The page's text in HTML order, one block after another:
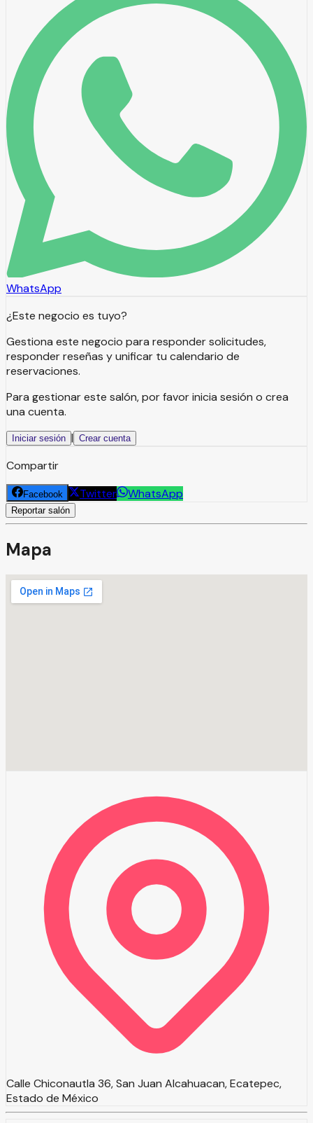
WhatsApp
¿Este negocio es tuyo?
Gestiona este negocio para responder solicitudes,
responder reseñas y unificar tu calendario de
reservaciones.
Para gestionar este salón, por favor inicia sesión o crea
una cuenta.
Iniciar sesión | Crear cuenta
Compartir
Facebook Twitter WhatsApp
Reportar salón
Mapa
Calle Chiconautla 36, San Juan Alcahuacan, Ecatepec,
Estado de México